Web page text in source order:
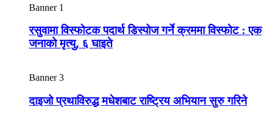
Banner 1
रसुवामा विस्फोटक पदार्थ डिस्पोज गर्ने क्रममा विस्फोट : एक
जनाको मृत्यु, ६ घाइते
Banner 3
दाइजो प्रथाविरुद्ध मधेशबाट राष्ट्रिय अभियान सुरु गरिने